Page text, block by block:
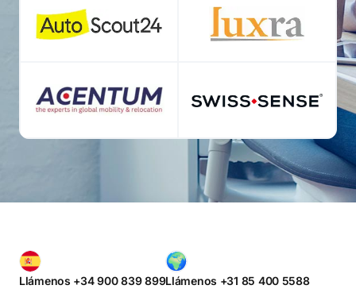
Llámenos +34 900 839 899Llámenos +31 85 400 5588